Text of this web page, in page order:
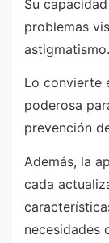
Su
problemas
astigmatismo.
Lo convierte
poderosa
prevención
Además, la
cada
necesidades